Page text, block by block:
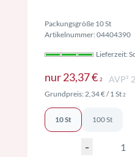
Packungsgröße 10 St
Artikelnummer: 04404390
Lieferzeit:
nur23,37 € 2Preise
AVP²
Grundpreis:2,34 €/ 1 St 2
10 St 100 St
-